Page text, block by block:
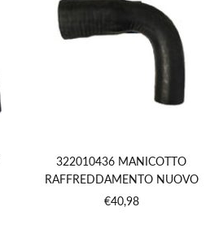
322010436 MANICOTTO
RAFFREDDAMENTO NUOVO
Prezzo
€40,98